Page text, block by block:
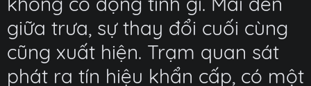
giữa trưa, sự thay đổi cuối cùng
cũng xuất hiện. Trạm quan sát
phát ra tín hiệu khẩn cấp, có một